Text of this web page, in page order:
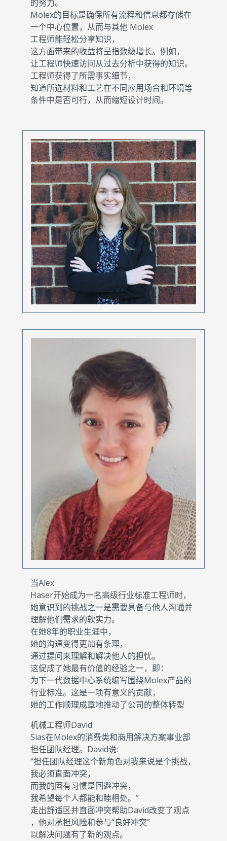
的努力。
Molex的目标是确保所有流程和信息都存储在
一个中心位置，从而与其他 Molex
工程师能轻松分享知识，
这方面带来的收益将呈指数级增长。例如，
让工程师快速访问从过去分析中获得的知识。
工程师获得了所需事实细节，
知道所选材料和工艺在不同应用场合和环境等
条件中是否可行，从而缩短设计时间。
当Alex
Haser开始成为一名高级行业标准工程师时，
她意识到的挑战之一是需要具备与他人沟通并
理解他们需求的软实力。
在她8年的职业生涯中，
她的沟通变得更加有条理，
通过提问来理解和解决他人的担忧。
这促成了她最有价值的经验之一，即：
为下一代数据中心系统编写围绕Molex产品的
行业标准。这是一项有意义的贡献，
她的工作顺理成章地推动了公司的整体转型
机械工程师David
Sias在Molex的消费类和商用解决方案事业部
担任团队经理。David说:
“担任团队经理这个新角色对我来说是个挑战，
我必须直面冲突，
而我的固有习惯是回避冲突，
我希望每个人都能和睦相处。”
走出舒适区并直面冲突帮助David改变了观点
，他对承担风险和参与“良好冲突”
以解决问题有了新的观点。